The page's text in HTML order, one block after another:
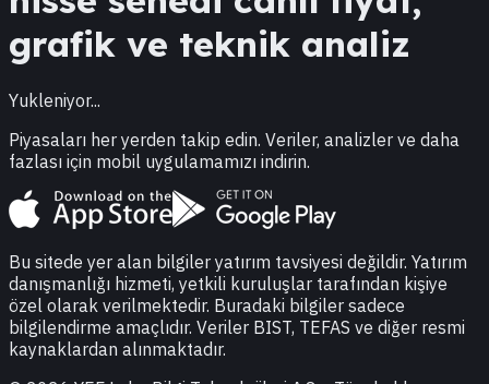
grafik ve teknik analiz
Yukleniyor...
Piyasaları her yerden takip edin. Veriler, analizler ve daha
fazlası için mobil uygulamamızı indirin.
Bu sitede yer alan bilgiler yatırım tavsiyesi değildir. Yatırım
danışmanlığı hizmeti, yetkili kuruluşlar tarafından kişiye
özel olarak verilmektedir. Buradaki bilgiler sadece
bilgilendirme amaçlıdır. Veriler BIST, TEFAS ve diğer resmi
kaynaklardan alınmaktadır.